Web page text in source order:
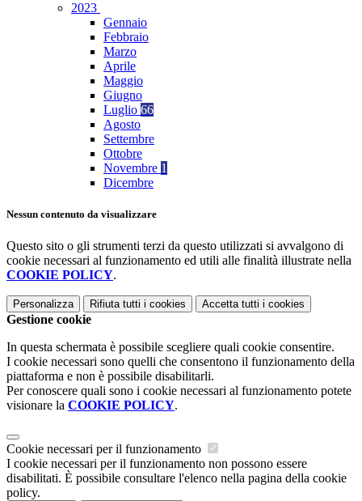
2023
Gennaio
Febbraio
Marzo
Aprile
Maggio
Giugno
Luglio 66
Agosto
Settembre
Ottobre
Novembre 1
Dicembre
Nessun contenuto da visualizzare
Questo sito o gli strumenti terzi da questo utilizzati si avvalgono di
cookie necessari al funzionamento ed utili alle finalità illustrate nella
COOKIE POLICY.
Personalizza Rifiuta tutti i cookies Accetta tutti i cookies
Gestione cookie
In questa schermata è possibile scegliere quali cookie consentire.
I cookie necessari sono quelli che consentono il funzionamento della
piattaforma e non è possibile disabilitarli.
Per conoscere quali sono i cookie necessari al funzionamento potete
visionare la COOKIE POLICY.
Cookie necessari per il funzionamento
I cookie necessari per il funzionamento non possono essere
disabilitati. È possibile consultare l'elenco nella pagina della cookie
policy.